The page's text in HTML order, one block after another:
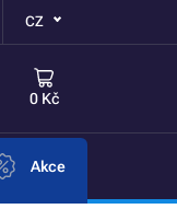
CZ
0 Kč
Akce